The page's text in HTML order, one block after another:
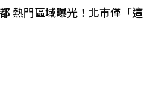
熱門區域曝光！北市僅「這